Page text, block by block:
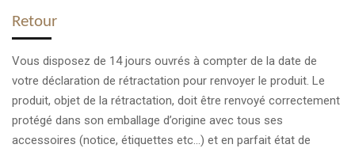
Retour
Vous disposez de 14 jours ouvrés à compter de la date de
votre déclaration de rétractation pour renvoyer le produit. Le
produit, objet de la rétractation, doit être renvoyé correctement
protégé dans son emballage d’origine avec tous ses
accessoires (notice, étiquettes etc...) et en parfait état de